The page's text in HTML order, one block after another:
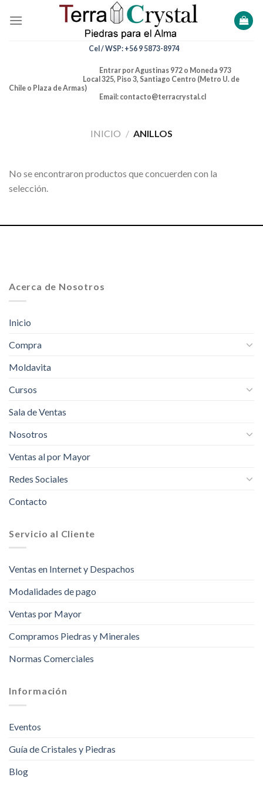
Cel / WSP: +56 9 5873-8974
Entrar por Agustinas 972 o Moneda 973
Local 325, Piso 3, Santiago Centro (Metro U. de
Chile o Plaza de Armas)
Email: contacto@terracrystal.cl
INICIO / ANILLOS
No se encontraron productos que concuerden con la
selección.
Acerca de Nosotros
Inicio
Compra
Moldavita
Cursos
Sala de Ventas
Nosotros
Ventas al por Mayor
Redes Sociales
Contacto
Servicio al Cliente
Ventas en Internet y Despachos
Modalidades de pago
Ventas por Mayor
Compramos Piedras y Minerales
Normas Comerciales
Información
Eventos
Guía de Cristales y Piedras
Blog